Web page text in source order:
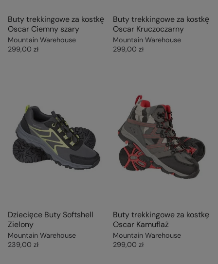
Buty trekkingowe za kostkę
Oscar Ciemny szary
Mountain Warehouse
299,00 zł
Buty trekkingowe za kostkę
Oscar Kruczoczarny
Mountain Warehouse
299,00 zł
Dziecięce Buty Softshell
Zielony
Mountain Warehouse
239,00 zł
Buty trekkingowe za kostkę
Oscar Kamuflaż
Mountain Warehouse
299,00 zł